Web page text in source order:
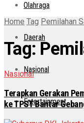
Olahraga
Daerah
Nasional
Entertainment
Home Tag Pemilahan
Tag:
Nasional
Terapkan Gerakan
ke TPST Bantar